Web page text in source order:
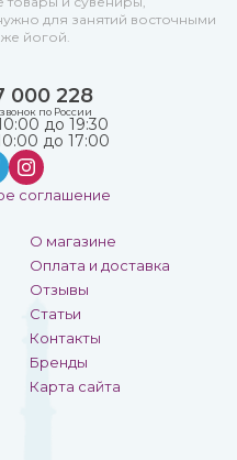
для занятий восточными
йогой.
О магазине
Оплата и доставка
Отзывы
Статьи
Контакты
Бренды
Карта сайта
000 228
по России
до 19:30
до 17:00
соглашение